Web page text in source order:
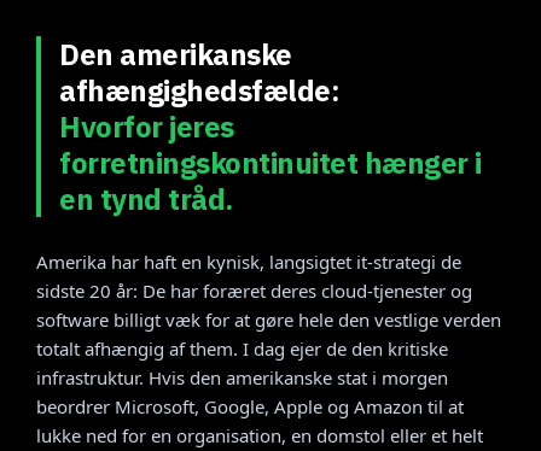
Den amerikanske
afhængighedsfælde:
Hvorfor jeres
forretningskontinuitet hænger i
en tynd tråd.
Amerika har haft en kynisk, langsigtet it-strategi de
sidste 20 år: De har foræret deres cloud-tjenester og
software billigt væk for at gøre hele den vestlige verden
totalt afhængig af them. I dag ejer de den kritiske
infrastruktur. Hvis den amerikanske stat i morgen
beordrer Microsoft, Google, Apple og Amazon til at
lukke ned for en organisation, en domstol eller et helt